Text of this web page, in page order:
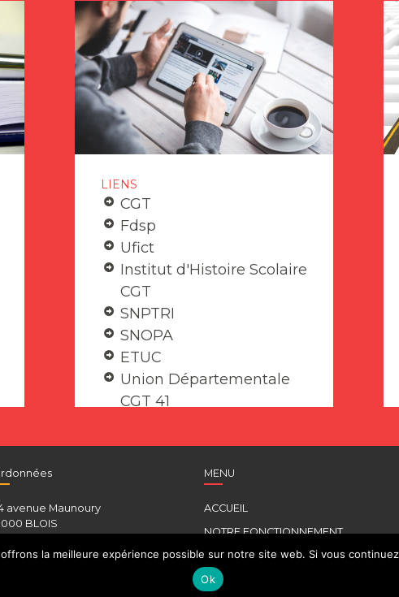
LIENS
CGT
Fdsp
Ufict
Institut d'Histoire Scolaire
CGT
SNPTRI
SNOPA
ETUC
Union Départementale
CGT 41
avenue Maunoury
BLOIS
MENU
ACCUEIL
NOTRE FONCTIONNEMENT
COMMISSIONS
INSTANCES PARITAIRES
la meilleure expérience possible sur notre site web. Si vous
Ok